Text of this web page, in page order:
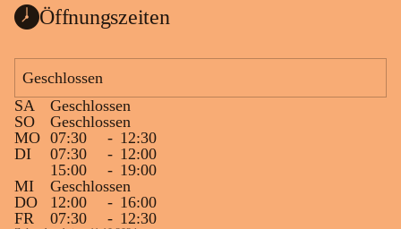
Öffnungszeiten
Geschlossen
SA
Geschlossen
SO
Geschlossen
MO 07:30 - 12:30
DI
07:30 - 12:00
15:00
- 19:00
MI
Geschlossen
DO
12:00 - 16:00
FR
07:30 - 12:30